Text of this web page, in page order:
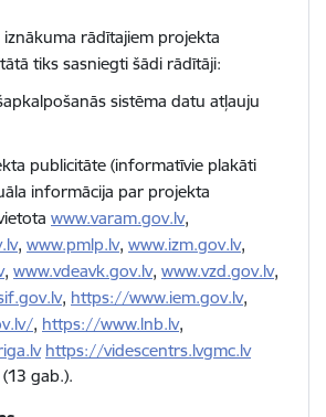
rādītajiem projekta
tiks sasniegti šādi rādītāji:
sistēma datu atļauju
publicitāte (informatīvie plakāti
informācija par projekta
www.varam.gov.lv,
, www.pmlp.lv, www.izm.gov.lv,
, www.vdeavk.gov.lv, www.vzd.gov.lv,
, https://www.iem.gov.lv,
, https://www.lnb.lv,
https://videscentrs.lvgmc.lv
gab.).